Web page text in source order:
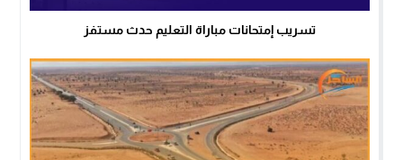
تسريب إمتحانات مباراة التعليم حدث مستفز